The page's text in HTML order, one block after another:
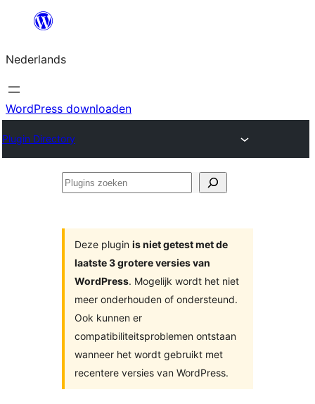
de
inhoud
Nederlands
WordPress downloaden
Plugin Directory
Plugins
Deze plugin is niet getest met de
laatste 3 grotere versies van
WordPress. Mogelijk wordt het niet
meer onderhouden of ondersteund.
Ook kunnen er
compatibiliteitsproblemen ontstaan
wanneer het wordt gebruikt met
recentere versies van WordPress.